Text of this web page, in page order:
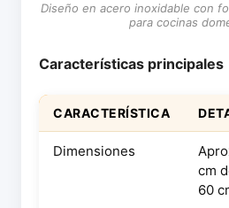
Diseño en acero inoxidable con
para cocinas
Características principales
CARACTERÍSTICA
Dimensiones
cm
60